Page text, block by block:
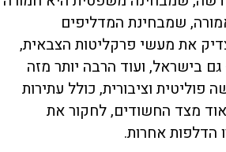
שמבחינת המדליפים
את מעשי פרקליטות הצבאית,
בישראל, ועוד הרבה יותר מזה
פוליטית וציבורית, כולל עתירות
מצד החשודים, לחקור את
הדלפות אחרות.